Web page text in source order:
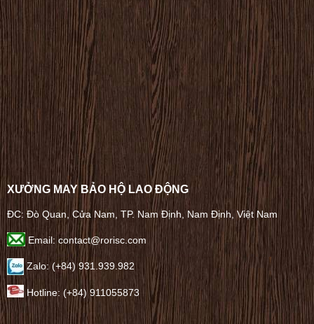
XƯỞNG MAY BẢO HỘ LAO ĐỘNG
ĐC: Đò Quan, Cửa Nam, TP. Nam Định, Nam Định, Việt Nam
Email: contact@rorisc.com
Zalo: (+84) 931.939.982
Hotline: (+84) 911055873